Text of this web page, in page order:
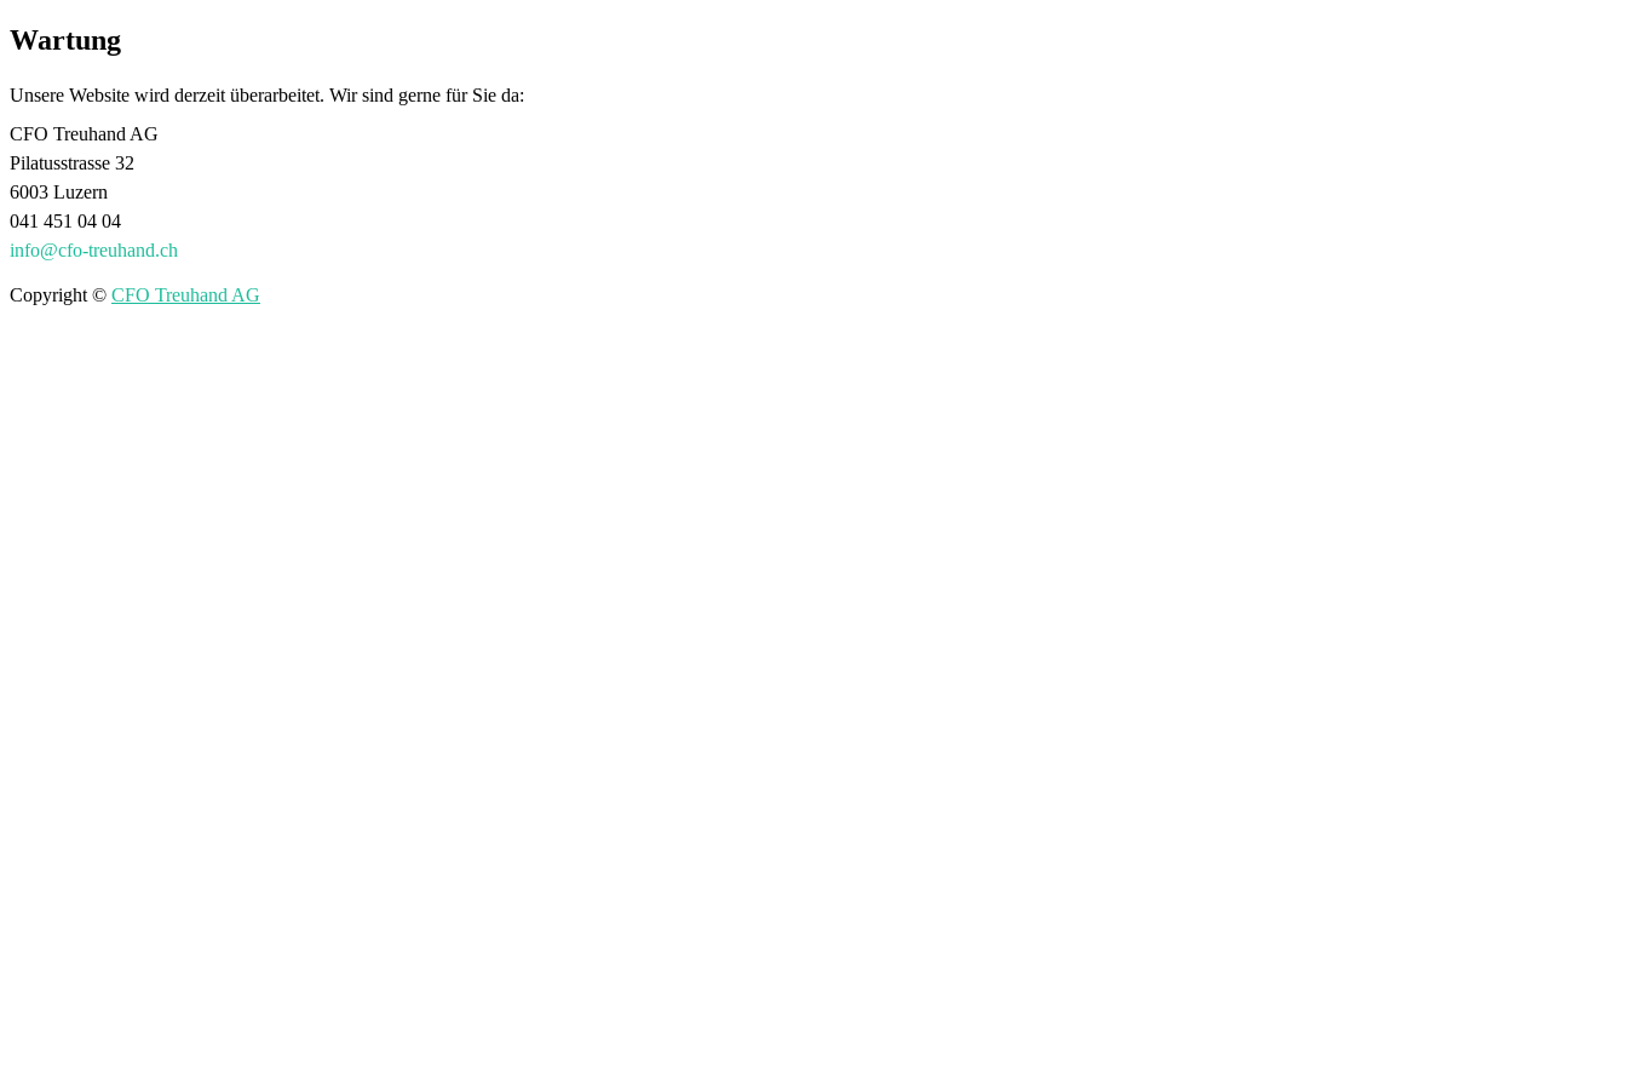
Wartung
Unsere Website wird derzeit überarbeitet. Wir sind gerne für Sie da:
CFO Treuhand AG
Pilatusstrasse 32
6003 Luzern
041 451 04 04
info@cfo-treuhand.ch
Copyright © CFO Treuhand AG